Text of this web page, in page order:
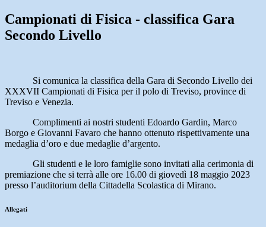
Campionati di Fisica - classifica Gara
Secondo Livello
Si comunica la classifica della Gara di Secondo Livello dei
XXXVII Campionati di Fisica per il polo di Treviso, province di
Treviso e Venezia.
Complimenti ai nostri studenti Edoardo Gardin, Marco
Borgo e Giovanni Favaro che hanno ottenuto rispettivamente una
medaglia d’oro e due medaglie d’argento.
Gli studenti e le loro famiglie sono invitati alla cerimonia di
premiazione che si terrà alle ore 16.00 di giovedì 18 maggio 2023
presso l’auditorium della Cittadella Scolastica di Mirano.
Allegati